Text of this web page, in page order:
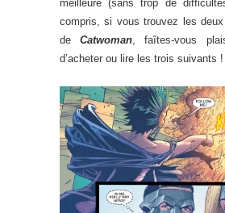
meilleure (sans trop de
compris, si vous trouvez les
deCatwoman, faîtes-vous
d’acheter ou lire les trois suivants !